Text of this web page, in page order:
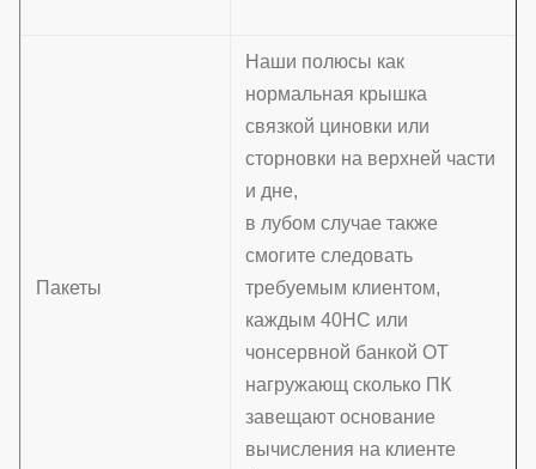
Пакеты
Наши полюсы как
нормальная крышка
связкой циновки или
сторновки на верхней части
и дне,
в лубом случае также
смогите следовать
требуемым клиентом,
каждым 40HC или
чонсервной банкой OT
нагружающ сколько ПК
завещают основание
вычисления на клиенте